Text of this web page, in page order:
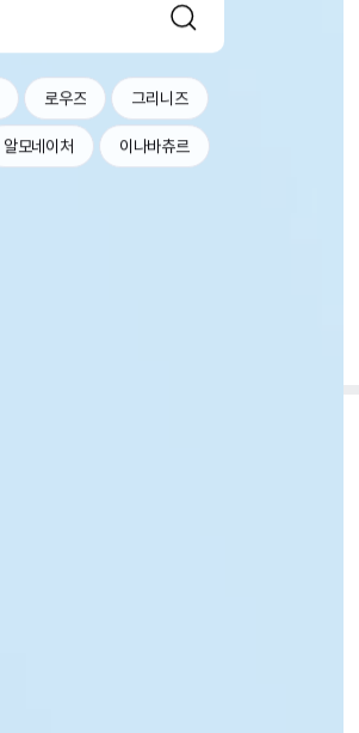
로우즈 그리니즈
알모네이처 이나바츄르